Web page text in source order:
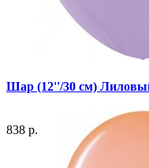
Шар (12''/30 см)
838 р.